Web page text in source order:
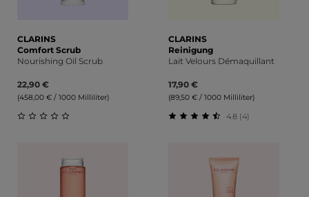
CLARINS
Comfort Scrub
Nourishing Oil Scrub
22,90 €
(458,00 € / 1000 Milliliter)
CLARINS
Reinigung
Lait Velours Démaquillant
17,90 €
(89,50 € / 1000 Milliliter)
4.8 (4)